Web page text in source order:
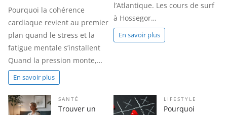
Pourquoi la cohérence
cardiaque revient au premier
plan quand le stress et la
fatigue mentale s’installent
Quand la pression monte,…
En savoir plus
l’Atlantique. Les cours de surf
à Hossegor…
En savoir plus
SANTÉ
Trouver un
LIFESTYLE
Pourquoi